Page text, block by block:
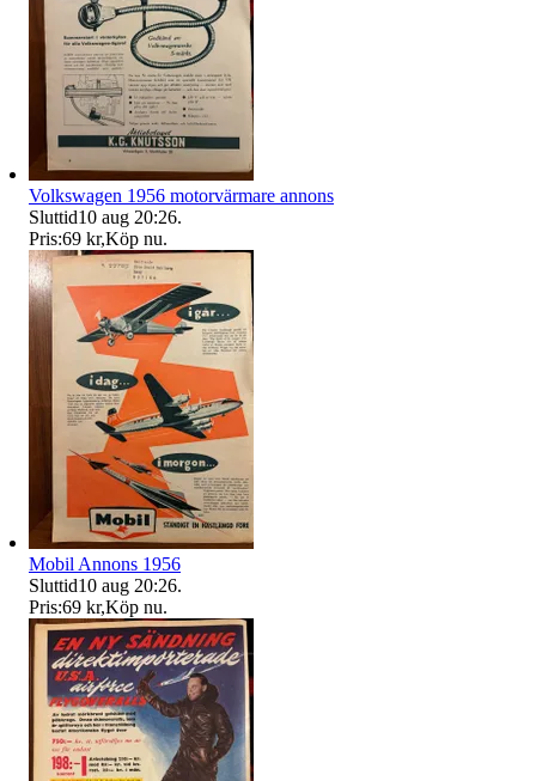
Volkswagen 1956 motorvärmare annons
Sluttid10 aug 20:26.
Pris:69 kr,Köp nu.
Mobil Annons 1956
Sluttid10 aug 20:26.
Pris:69 kr,Köp nu.